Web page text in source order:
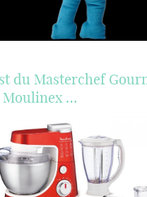
du Masterchef
Moulinex …